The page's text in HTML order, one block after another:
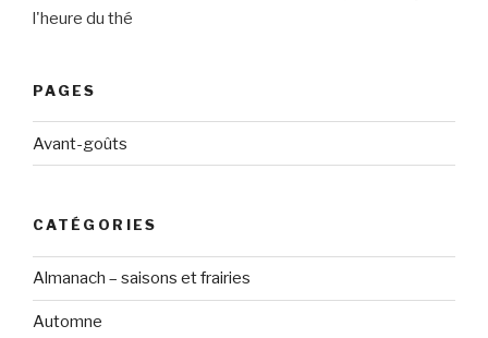
l'heure du thé
PAGES
Avant-goûts
CATÉGORIES
Almanach – saisons et frairies
Automne